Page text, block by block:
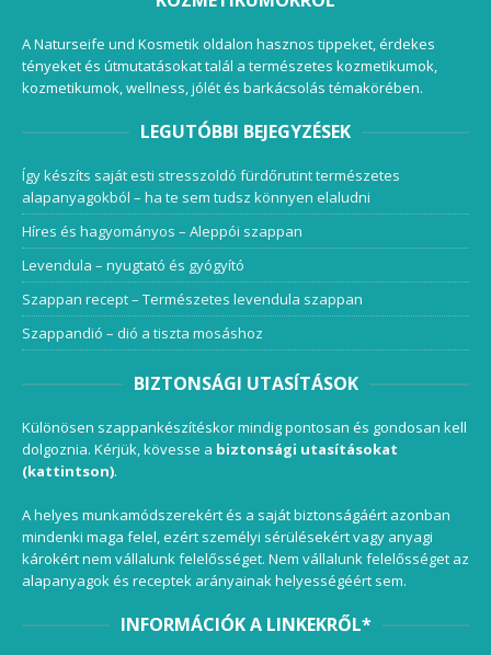
A Naturseife und Kosmetik oldalon hasznos tippeket, érdekes
tényeket és útmutatásokat talál a természetes kozmetikumok,
kozmetikumok, wellness, jólét és barkácsolás témakörében.
LEGUTÓBBI BEJEGYZÉSEK
Így készíts saját esti stresszoldó fürdőrutint természetes
alapanyagokból – ha te sem tudsz könnyen elaludni
Híres és hagyományos – Aleppói szappan
Levendula – nyugtató és gyógyító
Szappan recept – Természetes levendula szappan
Szappandió – dió a tiszta mosáshoz
BIZTONSÁGI UTASÍTÁSOK
Különösen szappankészítéskor mindig pontosan és gondosan kell
dolgoznia. Kérjük, kövesse a biztonsági utasításokat
(kattintson).
A helyes munkamódszerekért és a saját biztonságáért azonban
mindenki maga felel, ezért személyi sérülésekért vagy anyagi
károkért nem vállalunk felelősséget. Nem vállalunk felelősséget az
alapanyagok és receptek arányainak helyességéért sem.
INFORMÁCIÓK A LINKEKRŐL*